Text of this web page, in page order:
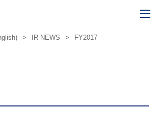
> IR NEWS > FY2017